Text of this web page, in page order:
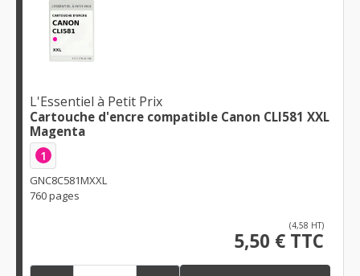
L'Essentiel à Petit Prix
Cartouche d'encre compatible Canon CLI581 XXL
Magenta
1
GNC8C581MXXL
760 pages
(4,58 HT)
5,50 € TTC